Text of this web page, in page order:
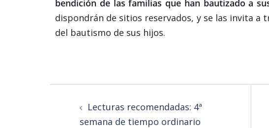
bendición de las familias que han bautizado a
dispondrán de sitios reservados, y se las invita a
del bautismo de sus hijos.
Lecturas recomendadas: 4ª
semana de tiempo ordinario